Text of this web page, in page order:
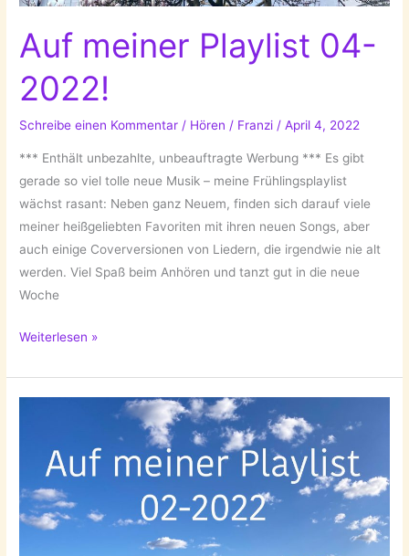
Auf meiner Playlist 04-
2022!
Schreibe einen Kommentar / Hören / Franzi/April 4, 2022
*** Enthält unbezahlte, unbeauftragte Werbung *** Es gibt
gerade so viel tolle neue Musik – meine Frühlingsplaylist
wächst rasant: Neben ganz Neuem, finden sich darauf viele
meiner heißgeliebten Favoriten mit ihren neuen Songs, aber
auch einige Coverversionen von Liedern, die irgendwie nie alt
werden. Viel Spaß beim Anhören und tanzt gut in die neue
Woche
Auf
Playlist
Weiterlesen »